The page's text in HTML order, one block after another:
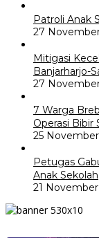
Patroli Anak
27
Mitigasi
Banjarharjo-
27
7 Warga
Operasi Bibir
25
Petugas
Anak Sekolah
21